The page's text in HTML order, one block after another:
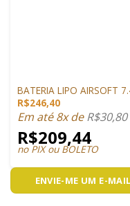
BATERIA LIPO AIRSOFT
R$246,40
Em até 8x deR$30,80
R$209,44
no PIX ou BOLETO
ENVIE-ME UM E-